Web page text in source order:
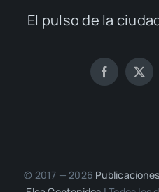
El pul­so de la
© 2017 — 2026